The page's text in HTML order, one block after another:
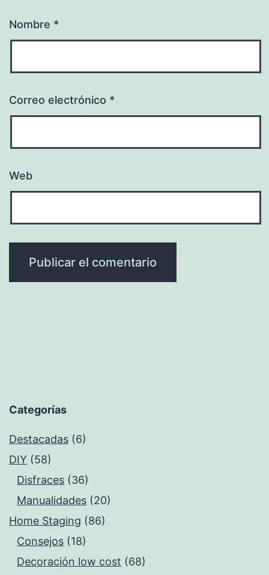
Nombre *
Correo electrónico *
Web
Categorías
Destacadas (6)
DIY (58)
Disfraces (36)
Manualidades (20)
Home Staging (86)
Consejos (18)
Decoración low cost (68)